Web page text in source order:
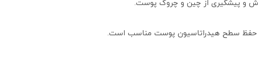
و پیشگیری از چین و چروک پوست.
حفظ سطح هیدراتاسیون پوست مناسب است.